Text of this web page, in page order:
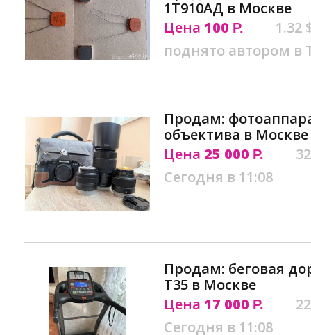
1Т910АД в Москве
Цена 100 Р.
1.32
поднято автором в
Продам:
объектива в Москве
Цена 25 000 Р.
Сегодня в 11:08
Продам: беговая
T35 в Москве
Цена 17 000 Р.
Сегодня в 11:08